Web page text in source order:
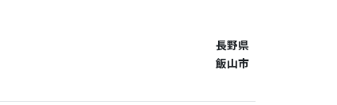
長野県
飯山市